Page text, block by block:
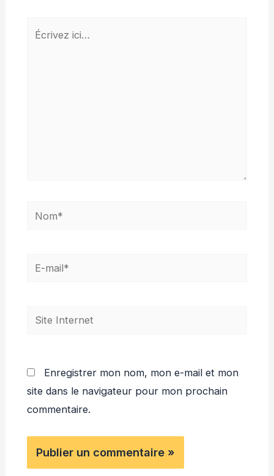
Écrivez
Nom*
E-
Site
Enregistrer mon nom, mon e-mail et mon
site dans le navigateur pour mon prochain
commentaire.